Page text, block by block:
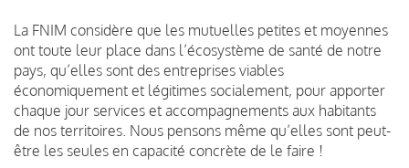
La FNIM considère que les mutuelles petites et moyennes
ont toute leur place dans l’écosystème de santé de notre
pays, qu’elles sont des entreprises viables
économiquement et légitimes socialement, pour apporter
chaque jour services et accompagnements aux habitants
de nos territoires. Nous pensons même qu’elles sont peut-
être les seules en capacité concrète de le faire !